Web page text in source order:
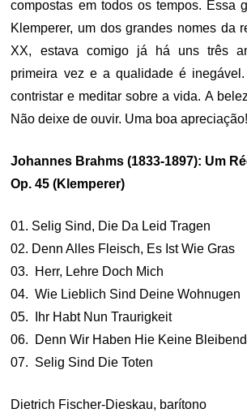
compostas em todos os tempos. Essa
Klemperer, um dos grandes nomes da
XX, estava comigo já há uns três
primeira vez e a qualidade é
contristar e meditar sobre a vida. A
Não deixe de ouvir. Uma boa apreciação!
Johannes Brahms (1833-1897): Um
Op. 45 (Klemperer)
01. Selig Sind, Die Da Leid Tragen
02. Denn Alles Fleisch, Es Ist Wie Gras
03. Herr, Lehre Doch Mich
04. Wie Lieblich Sind Deine Wohnugen
05. Ihr Habt Nun Traurigkeit
06. Denn Wir Haben Hie Keine
07. Selig Sind Die Toten
Dietrich Fischer-Dieskau, barítono